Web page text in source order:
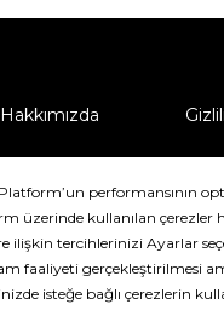
Hakkımızda